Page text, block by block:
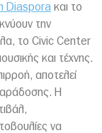
Diaspora και το
την
το Civic Center
και τέχνης.
αποτελεί
Η
να